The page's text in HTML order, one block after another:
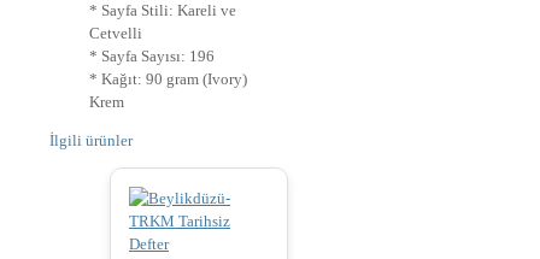
* Sayfa Stili: Kareli ve
Cetvelli
* Sayfa Sayısı: 196
* Kağıt: 90 gram (Ivory)
Krem
İlgili ürünler